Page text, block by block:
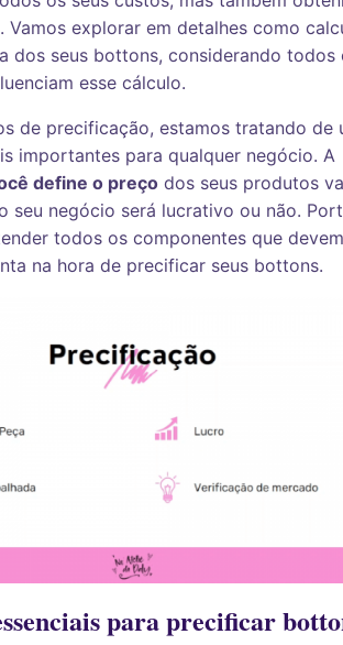
. Vamos explorar em detalhes como
dos seus bottons, considerando todos
esse cálculo.
de precificação, estamos tratando de
importantes para qualquer negócio. A
define o preço dos seus produtos
seu negócio será lucrativo ou não.
todos os componentes que
na hora de precificar seus bottons.
para precificar